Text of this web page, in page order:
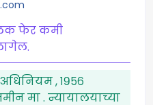
फेर कमी
, १९५६
मा . न्यायालयाच्या